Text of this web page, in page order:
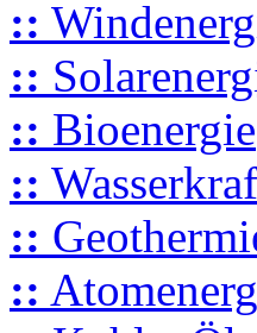
::
::
:: Bioenergie
::
::
::